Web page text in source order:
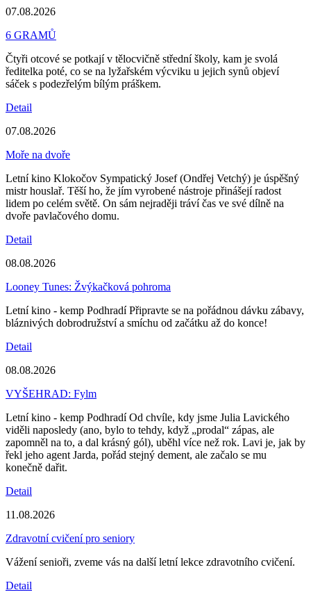
07.08.2026
6 GRAMŮ
Čtyři otcové se potkají v tělocvičně střední školy, kam je svolá
ředitelka poté, co se na lyžařském výcviku u jejich synů objeví
sáček s podezřelým bílým práškem.
Detail
07.08.2026
Moře na dvoře
Letní kino Klokočov Sympatický Josef (Ondřej Vetchý) je úspěšný
mistr houslař. Těší ho, že jím vyrobené nástroje přinášejí radost
lidem po celém světě. On sám nejraději tráví čas ve své dílně na
dvoře pavlačového domu.
Detail
08.08.2026
Looney Tunes: Žvýkačková pohroma
Letní kino - kemp Podhradí Připravte se na pořádnou dávku zábavy,
bláznivých dobrodružství a smíchu od začátku až do konce!
Detail
08.08.2026
VYŠEHRAD: Fylm
Letní kino - kemp Podhradí Od chvíle, kdy jsme Julia Lavického
viděli naposledy (ano, bylo to tehdy, když „prodal“ zápas, ale
zapomněl na to, a dal krásný gól), uběhl více než rok. Lavi je, jak by
řekl jeho agent Jarda, pořád stejný dement, ale začalo se mu
konečně dařit.
Detail
11.08.2026
Zdravotní cvičení pro seniory
Vážení senioři, zveme vás na další letní lekce zdravotního cvičení.
Detail